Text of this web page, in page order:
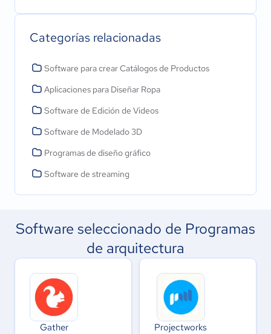
Categorías relacionadas
Software para crear Catálogos de Productos
Aplicaciones para Diseñar Ropa
Software de Edición de Videos
Software de Modelado 3D
Programas de diseño gráfico
Software de streaming
Software seleccionado de Programas
de arquitectura
Gather Projectworks